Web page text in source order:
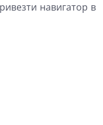
навигатор в